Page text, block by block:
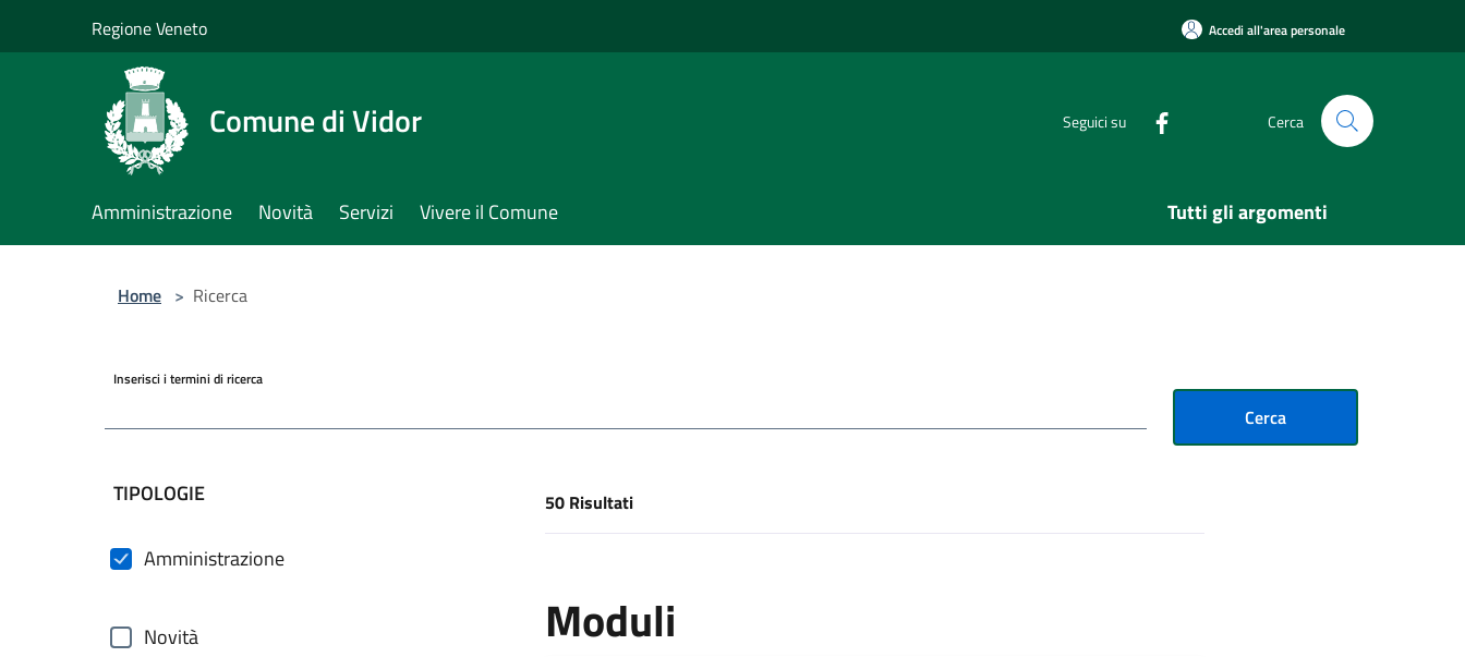
Regione Veneto Accedi all'area personale
Comune di Vidor Seguici su Cerca
Amministrazione Novità Servizi Vivere il Comune Tutti gli argomenti
Home > Ricerca
Inserisci i termini di ricerca
Cerca
filtri da applicare
TIPOLOGIE
Amministrazione
Novità
[results] Risultati
50 Risultati
Moduli